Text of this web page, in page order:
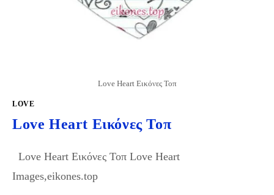
Love Heart Εικόνες Τοπ
LOVE
Love Heart Εικόνες Τοπ
Love Heart Εικόνες Τοπ Love Heart
Images,eikones.top